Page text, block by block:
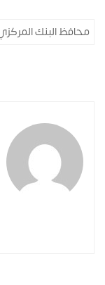
البنك المركزي اليمني